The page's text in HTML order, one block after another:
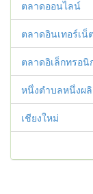
ตลาดออนไลน์
ตลาดอินเทอร์เน็ต
ตลาดอิเล็กทรอนิ
หนึ่งตำบลหนึ่งผ
เชียงใหม่